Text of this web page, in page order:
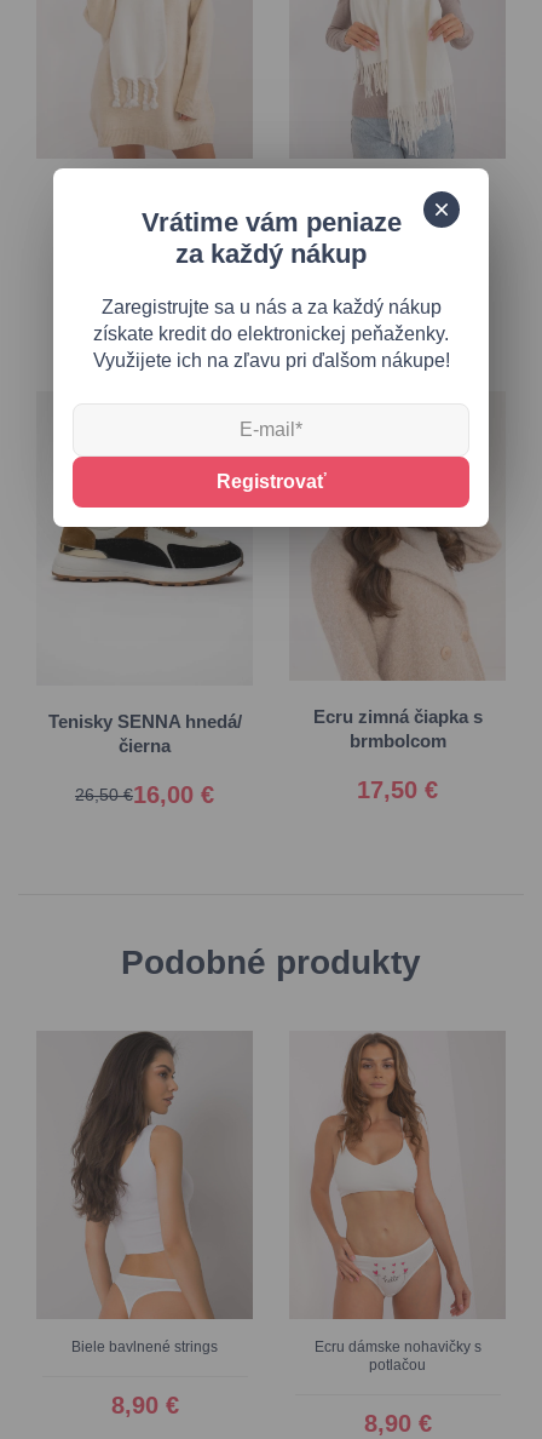
18,90 €
Univerzálna
Ecru jednofarebný
dámsky šál
28,60 €
Univerzálna
Tenisky SENNA hnedá/
čierna
16,00 €
26,50 €
37
Ecru zimná čiapka s
brmbolcom
17,50 €
Univerzálna
Podobné produkty
Biele bavlnené strings
8,90 €
Ecru dámske nohavičky s
potlačou
8,90 €
Vrátime vám peniaze
za každý nákup
Zaregistrujte sa u nás a za každý nákup
získate kredit do elektronickej peňaženky.
Využijete ich na zľavu pri ďalšom nákupe!
Registrovať